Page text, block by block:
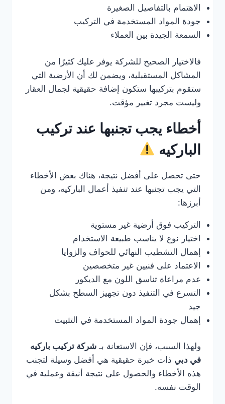
الاهتمام بالتفاصيل الصغيرة
جودة المواد المستخدمة في التركيب
السمعة الجيدة بين العملاء
فالاختيار الصحيح للشركة يوفر عليك كثيرًا من
المشاكل المستقبلية، ويضمن لك أن الأرضية التي
ستقوم بتركيبها ستكون إضافة حقيقية لجمال العقار
وليست مجرد تغيير مؤقت.
أخطاء يجب تجنبها عند تركيب
الباركيه
حتى تحصل على أفضل نتيجة، هناك بعض الأخطاء
التي يجب تجنبها عند تنفيذ أعمال الباركيه، ومن
أبرزها:
التركيب فوق أرضية غير مستوية
اختيار نوع لا يناسب طبيعة الاستخدام
إهمال التشطيب النهائي للحواف والزوايا
الاعتماد على فنيين غير متخصصين
عدم مراعاة تناسق اللون مع الديكور
التسرع في التنفيذ دون تجهيز السطح بشكل
جيد
إهمال جودة المواد المستخدمة في التثبيت
ولهذا السبب، فإن الاستعانة بـ شركة تركيب باركيه
في دبي ذات خبرة حقيقية هي أفضل وسيلة لتجنب
هذه الأخطاء والحصول على نتيجة أنيقة وعملية في
الوقت نفسه.